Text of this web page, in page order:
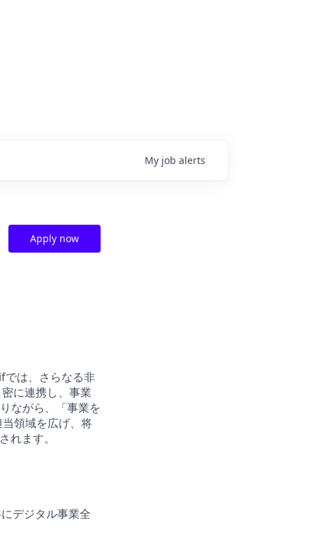
My job alerts
Apply now
では、さらなる非
に連携し、事業
ながら、「事業を
領域を広げ、将
れます。
デジタル事業全